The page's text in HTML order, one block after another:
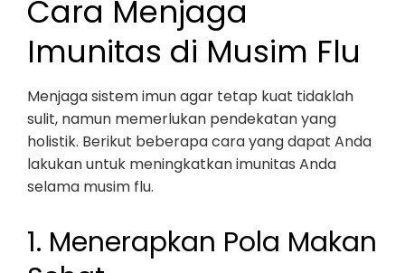
Cara Menjaga
Imunitas di Musim Flu
Menjaga sistem imun agar tetap kuat tidaklah
sulit, namun memerlukan pendekatan yang
holistik. Berikut beberapa cara yang dapat Anda
lakukan untuk meningkatkan imunitas Anda
selama musim flu.
1. Menerapkan Pola Makan